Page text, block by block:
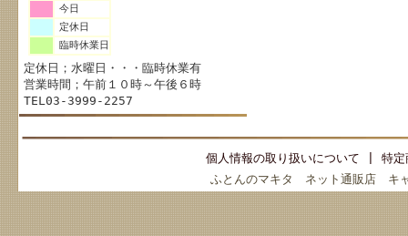
今日
定休日
臨時休業日
定休日；水曜日・・・臨時休業有
営業時間；午前１０時～午後６時
TEL03-3999-2257
個人情報の取り扱いについて
特定
ふとんのマキタ ネット通販店 キ